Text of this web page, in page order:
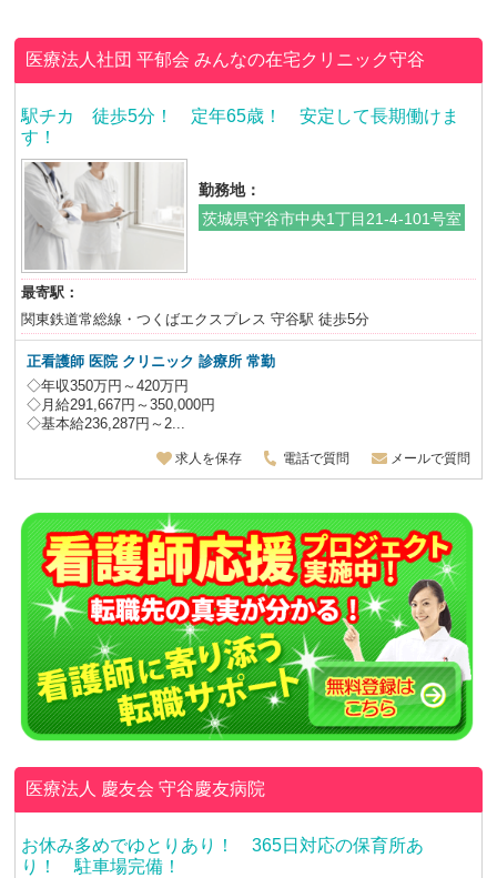
医療法人社団 平郁会みんなの在宅クリニック守谷
駅チカ 徒歩5分！ 定年65歳！ 安定して長期働けま
す！
勤務地：
茨城県守谷市中央1丁目21-4-101号室
最寄駅：
関東鉄道常総線・つくばエクスプレス 守谷駅 徒歩5分
正看護師 医院 クリニック 診療所常勤
◇年収350万円～420万円
◇月給291,667円～350,000円
◇基本給236,287円～2...
求人を保存 電話で質問 メールで質問
医療法人 慶友会守谷慶友病院
お休み多めでゆとりあり！ 365日対応の保育所あ
り！ 駐車場完備！